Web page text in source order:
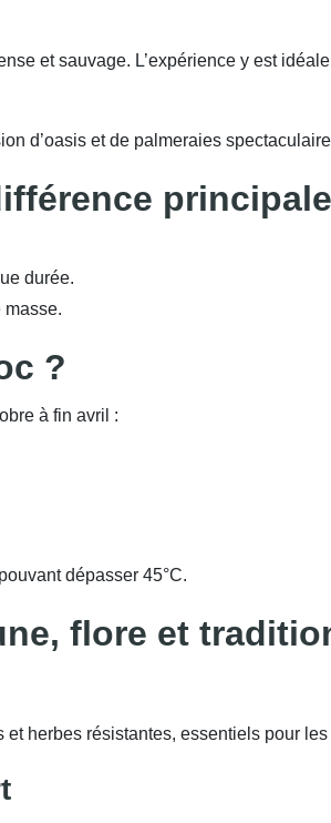
et sauvage. L’expérience y est
d’oasis et de palmeraies
durée.
?
à fin avril :
dépasser 45°C.
flore et
herbes résistantes, essentiels pour